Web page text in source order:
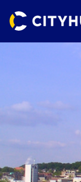
Teamevents